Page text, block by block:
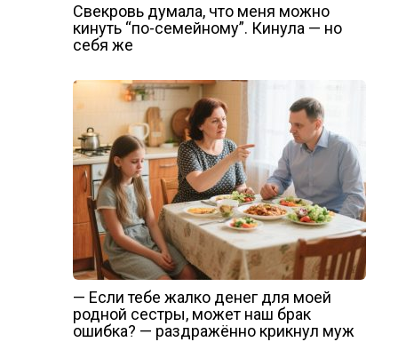
Свекровь думала, что меня можно
кинуть “по-семейному”. Кинула — но
себя же
— Если тебе жалко денег для моей
родной сестры, может наш брак
ошибка? — раздражённо крикнул муж